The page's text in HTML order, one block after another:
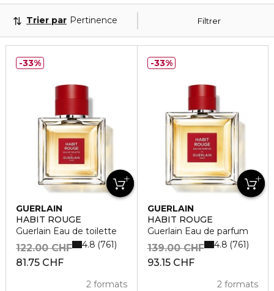
Filtrer
Trier par Pertinence
GUERLAIN
HABIT ROUGE
Guerlain Eau de toilette
81.75 CHF
122.00 CHF
2 formats
4.8 761
33%
GUERLAIN
HABIT ROUGE
Guerlain Eau de parfum
93.15 CHF
139.00 CHF
2 formats
4.8 761
33%